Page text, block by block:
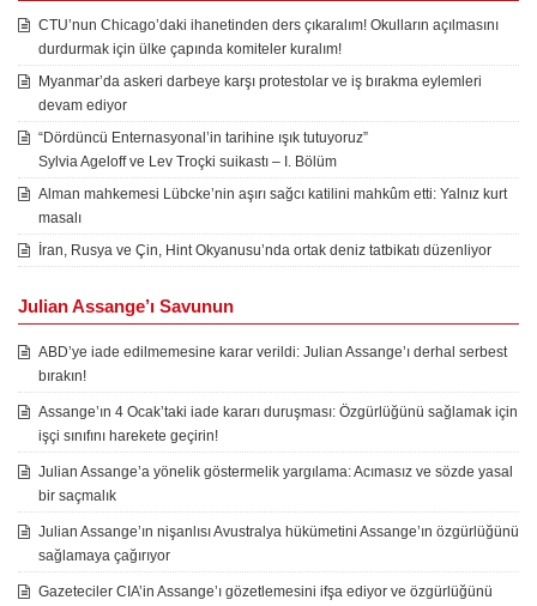
CTU’nun Chicago’daki ihanetinden ders çıkaralım! Okulların açılmasını
durdurmak için ülke çapında komiteler kuralım!
Myanmar’da askeri darbeye karşı protestolar ve iş bırakma eylemleri
devam ediyor
“Dördüncü Enternasyonal’in tarihine ışık tutuyoruz”
Sylvia Ageloff ve Lev Troçki suikastı – I. Bölüm
Alman mahkemesi Lübcke’nin aşırı sağcı katilini mahkûm etti: Yalnız kurt
masalı
İran, Rusya ve Çin, Hint Okyanusu’nda ortak deniz tatbikatı düzenliyor
Julian Assange’ı Savunun
ABD’ye iade edilmemesine karar verildi: Julian Assange’ı derhal serbest
bırakın!
Assange’ın 4 Ocak’taki iade kararı duruşması: Özgürlüğünü sağlamak için
işçi sınıfını harekete geçirin!
Julian Assange’a yönelik göstermelik yargılama: Acımasız ve sözde yasal
bir saçmalık
Julian Assange’ın nişanlısı Avustralya hükümetini Assange’ın özgürlüğünü
sağlamaya çağırıyor
Gazeteciler CIA’in Assange’ı gözetlemesini ifşa ediyor ve özgürlüğünü